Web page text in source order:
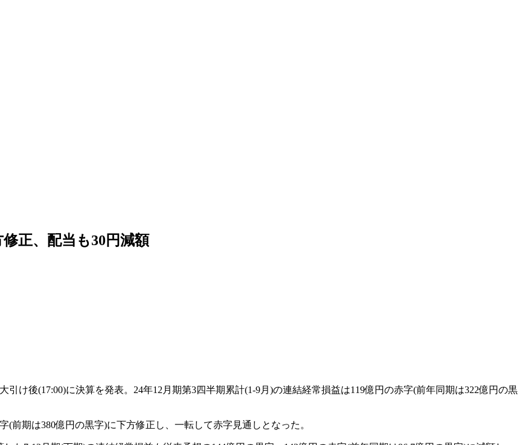
正、配当も30円減額
引け後(17:00)に決算を発表。24年12月期第3四半期累計(1-9月)の連結経常損益は119億円の赤字(前年同期は322億円の黒
期は380億円の黒字)に下方修正し、一転して赤字見通しとなった。